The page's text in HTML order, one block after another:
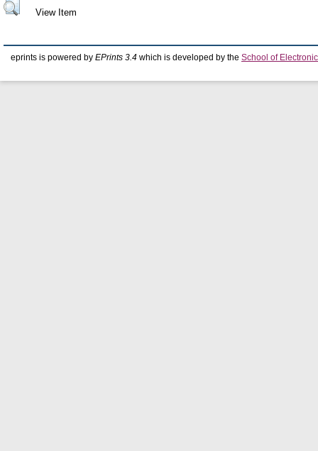
View Item
eprints is powered by EPrints 3.4 which is developed by the School of